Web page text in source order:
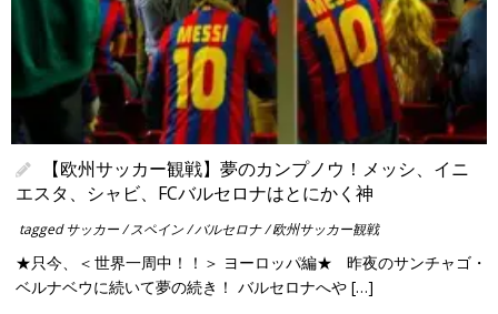
【欧州サッカー観戦】夢のカンプノウ！メッシ、イニ
エスタ、シャビ、FCバルセロナはとにかく神
taggedサッカー/スペイン/バルセロナ/欧州サッカー観戦
★只今、＜世界一周中！！＞ ヨーロッパ編★ 昨夜のサンチャゴ・
ベルナベウに続いて夢の続き！ バルセロナへや […]